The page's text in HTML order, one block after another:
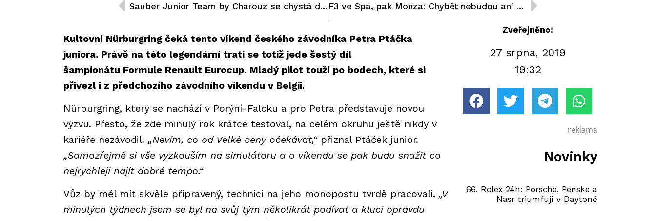
Sauber Junior Team by Charouz se chystá do Belgie F3 ve Spa, pak Monza: Chybět nebudou ani Charouzovi jezdci
Kultovní Nürburgring čeká tento víkend českého závodníka Petra Ptáčka
juniora. Právě na této legendární trati se totiž jede šestý díl
šampionátu Formule Renault Eurocup. Mladý pilot touží po bodech, které si
přivezl i z předchozího závodního víkendu v Belgii.
Nürburgring, který se nachází v Porýní-Falcku a pro Petra představuje novou
výzvu. Přesto, že zde minulý rok krátce testoval, na celém okruhu ještě nikdy v
kariéře nezávodil. „Nevím, co od Velké ceny očekávat,“přiznal Ptáček junior.
„Samozřejmě si vše vyzkouším na simulátoru a o víkendu se pak budu snažit co
nejrychleji najít dobré tempo.“
Vůz by měl mít skvěle připravený, technici na jeho monopostu tvrdě pracovali. „V
minulých týdnech jsem se byl na svůj tým několikrát podívat a kluci opravdu
Zveřejněno:
27 srpna, 2019
19:32
reklama
Novinky
66. Rolex 24h: Porsche, Penske a
Nasr triumfují v Daytoně